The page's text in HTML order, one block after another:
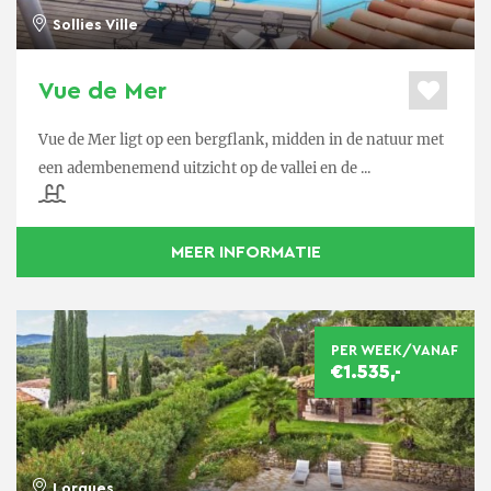
naast de verweerde vissersbootjes. Of drink een glas
pastis onder de platanen terwijl u geniet van het
pétanque-spel van de Fransen op Place des Lices.
De mooie stranden van Saint-Tropez (Plage des
Salins, Plage de Tahiti, plage de Pampelonne) liggen
richting Ramatuelle.
Op culinair gebied kunt u hier volop genieten, want
deze streek staat bekend om haar zeer goede
restaurants. Die kruiden worden sinds jaar en dag
gebruikt en er worden talrijke smakelijke gerechten
in de Provençaalse keuken mee bereid.
Sollies Ville
Vue de Mer
Vue de Mer ligt op een bergflank, midden in de natuur met
een adembenemend uitzicht op de vallei en de ...
MEER INFORMATIE
PER WEEK/VANAF
€1.535,-